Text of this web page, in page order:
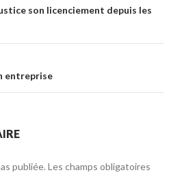
son licenciement depuis les
entreprise
publiée. Les champs obligatoires